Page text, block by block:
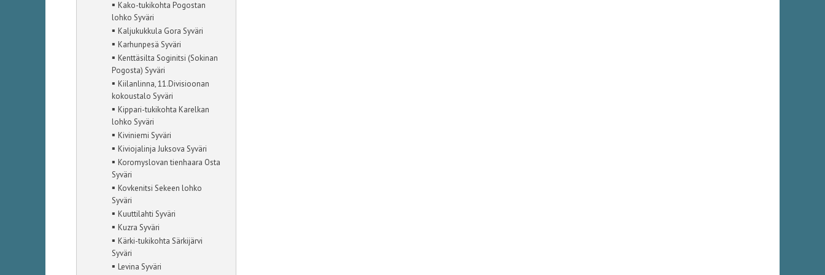
▪ Kako-tukikohta Pogostan
lohko Syväri
▪ Kaljukukkula Gora Syväri
▪ Karhunpesä Syväri
▪ Kenttäsilta Soginitsi (Sokinan
Pogosta) Syväri
▪ Kiilanlinna, 11.Divisioonan
kokoustalo Syväri
▪ Kippari-tukikohta Karelkan
lohko Syväri
▪ Kiviniemi Syväri
▪ Kiviojalinja Juksova Syväri
▪ Koromyslovan tienhaara Osta
Syväri
▪ Kovkenitsi Sekeen lohko
Syväri
▪ Kuuttilahti Syväri
▪ Kuzra Syväri
▪ Kärki-tukikohta Särkijärvi
Syväri
▪ Levina Syväri